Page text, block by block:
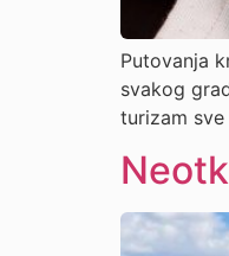
Putovanja
svakog
turizam